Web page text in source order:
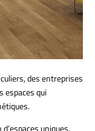
des entreprises
espaces qui
uniques.